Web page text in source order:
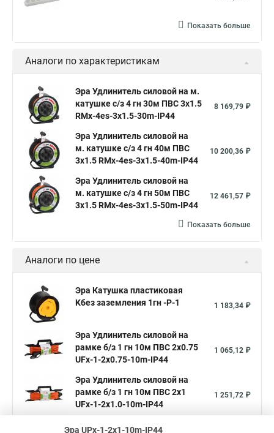
Показать больше
Аналоги по характеристикам
Эра Удлинитель силовой на м.
катушке c/з 4 гн 30м ПВС 3х1.5
RMx-4es-3x1.5-30m-IP44
8 169,79 ₽
Эра Удлинитель силовой на
м. катушке c/з 4 гн 40м ПВС
3х1.5 RMx-4es-3x1.5-40m-IP44
10 200,36 ₽
Эра Удлинитель силовой на
м. катушке c/з 4 гн 50м ПВС
3х1.5 RMx-4es-3x1.5-50m-IP44
12 461,57 ₽
Показать больше
Аналоги по цене
Эра Катушка пластиковая
Kбез заземления 1гн -P-1
1 183,34 ₽
Эра Удлинитель силовой на
рамке б/з 1 гн 10м ПВС 2x0.75
UFx-1-2x0.75-10m-IP44
1 065,12 ₽
Эра Удлинитель силовой на
рамке б/з 1 гн 10м ПВС 2х1
UFx-1-2x1.0-10m-IP44
1 251,72 ₽
Эра UPx-1-2x1-10m-IP44